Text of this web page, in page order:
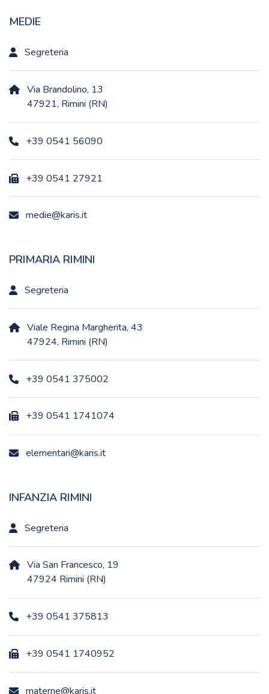
MEDIE
Segreteria
Via Brandolino, 13
47921, Rimini (RN)
+39 0541 56090
+39 0541 27921
medie@karis.it
PRIMARIA RIMINI
Segreteria
Viale Regina Margherita, 43
47924, Rimini (RN)
+39 0541 375002
+39 0541 1741074
elementari@karis.it
INFANZIA RIMINI
Segreteria
Via San Francesco, 19
47924 Rimini (RN)
+39 0541 375813
+39 0541 1740952
materne@karis.it